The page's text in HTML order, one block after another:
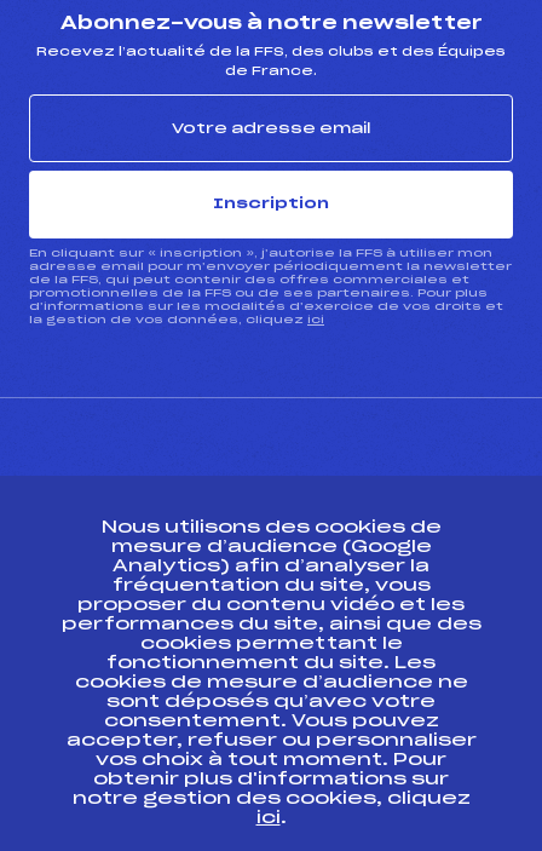
Abonnez-vous à notre newsletter
Recevez l’actualité de la FFS, des clubs et des Équipes
de France.
Inscription
En cliquant sur « inscription », j’autorise la FFS à utiliser mon
adresse email pour m’envoyer périodiquement la newsletter
de la FFS, qui peut contenir des offres commerciales et
promotionnelles de la FFS ou de ses partenaires. Pour plus
d’informations sur les modalités d’exercice de vos droits et
la gestion de vos données, cliquez ici
Ressources
Pass’Neige
Projet sportif fédéral
Projet de performance fédéral
Antidopage
Pôle Développement, Formation, Suivi
Scientifique
Listes ministérielles
Pôle vie de l’athlète
Enseignement professionnel
Nous utilisons des cookies de
mesure d’audience (Google
Analytics) afin d’analyser la
fréquentation du site, vous
proposer du contenu vidéo et les
performances du site, ainsi que des
cookies permettant le
fonctionnement du site. Les
cookies de mesure d’audience ne
sont déposés qu’avec votre
consentement. Vous pouvez
accepter, refuser ou personnaliser
vos choix à tout moment. Pour
obtenir plus d'informations sur
notre gestion des cookies, cliquez
ici.